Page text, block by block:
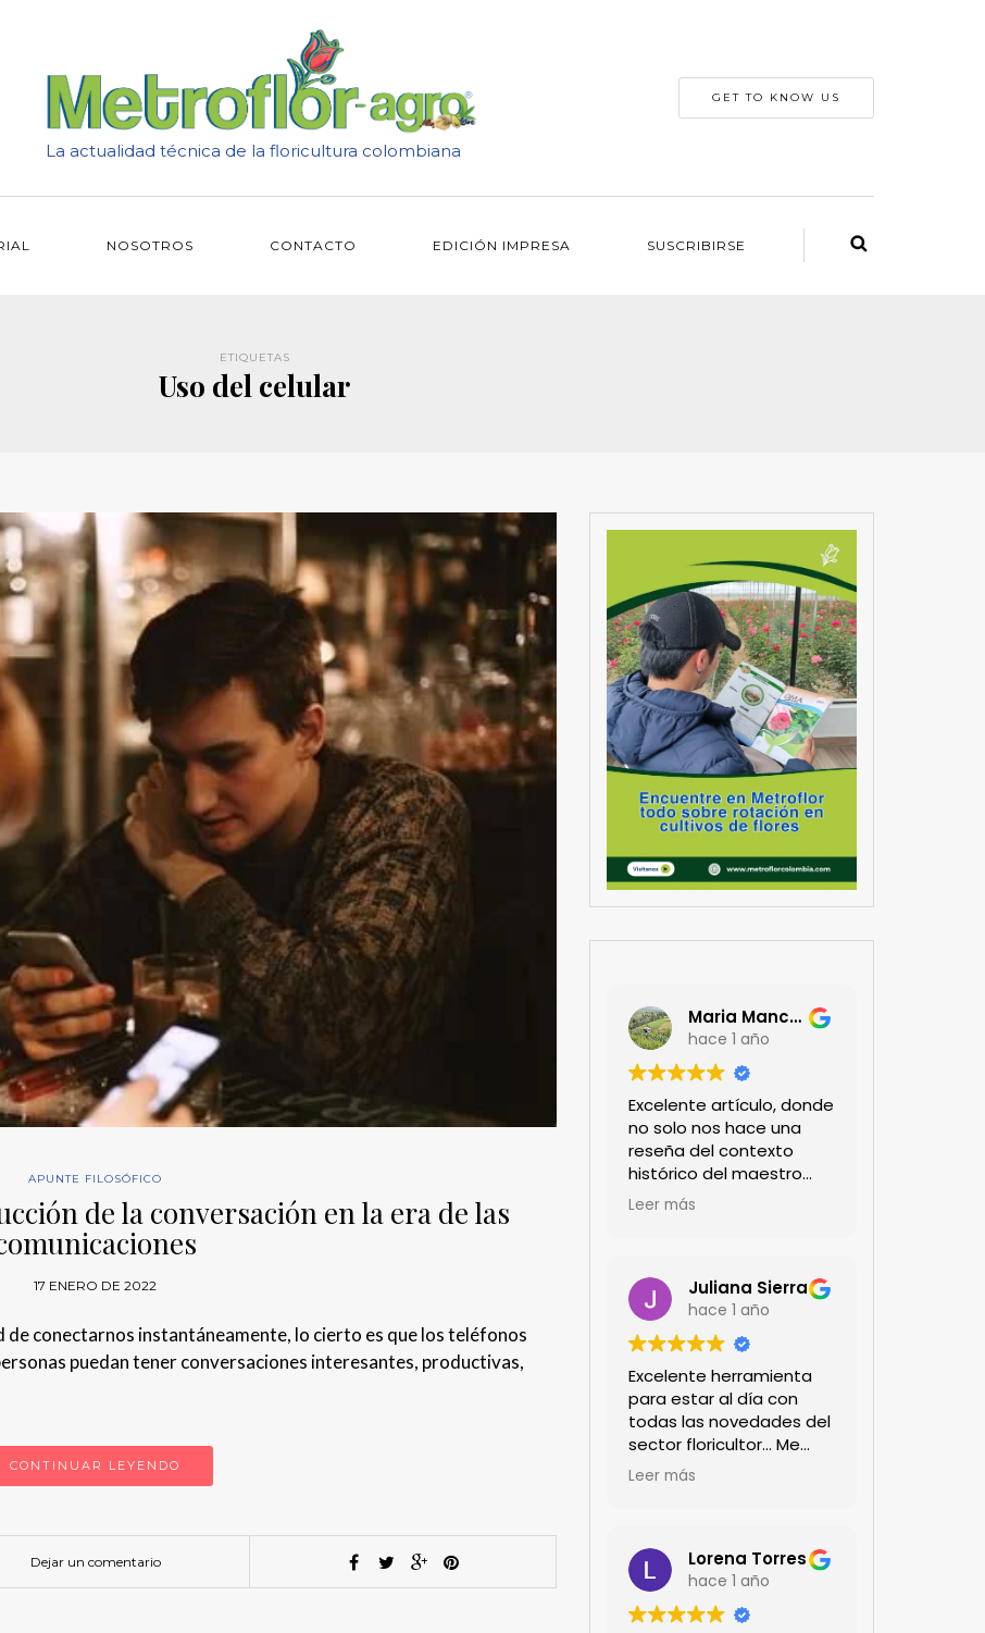
La actualidad técnica de la floricultura colombiana
GET TO KNOW US
NOSOTROS CONTACTO EDICIÓN IMPRESA SUSCRIBIRSE
ETIQUETAS
Uso del celular
APUNTE FILOSÓFICO
de la conversación en la era de las
17 ENERO DE 2022
de conectarnos instantáneamente, lo cierto es que los teléfonos
puedan tener conversaciones interesantes, productivas,
CONTINUAR LEYENDO
Dejar un comentario
Maria Mancera
hace 1 año
Excelente artículo, donde
no solo nos hace una
reseña del contexto
histórico del maestro
jardinero japonés si no
Felicitaciones!!
Leer más
Juliana Sierra
hace 1 año
Excelente herramienta
para estar al día con
todas las novedades del
sector floricultor... Me
encanta!!!
Leer más
Lorena Torres
hace 1 año